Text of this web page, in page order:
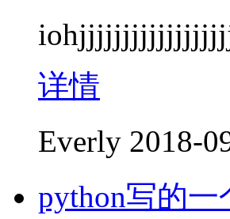
详情
Everly 2018-
python写的